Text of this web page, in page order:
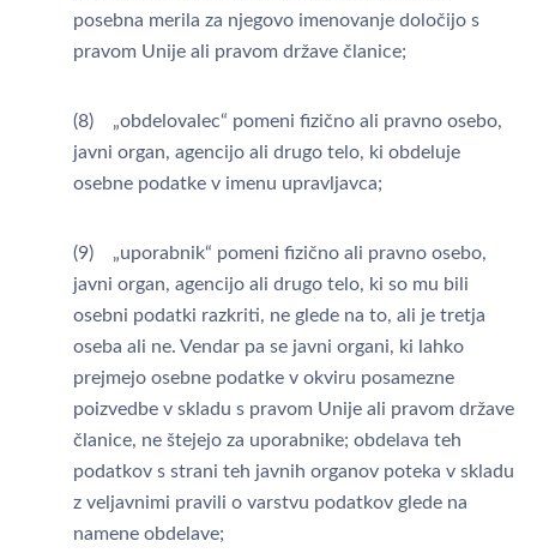
posebna merila za njegovo imenovanje določijo s
pravom Unije ali pravom države članice;
(8) „obdelovalec“ pomeni fizično ali pravno osebo,
javni organ, agencijo ali drugo telo, ki obdeluje
osebne podatke v imenu upravljavca;
(9) „uporabnik“ pomeni fizično ali pravno osebo,
javni organ, agencijo ali drugo telo, ki so mu bili
osebni podatki razkriti, ne glede na to, ali je tretja
oseba ali ne. Vendar pa se javni organi, ki lahko
prejmejo osebne podatke v okviru posamezne
poizvedbe v skladu s pravom Unije ali pravom države
članice, ne štejejo za uporabnike; obdelava teh
podatkov s strani teh javnih organov poteka v skladu
z veljavnimi pravili o varstvu podatkov glede na
namene obdelave;